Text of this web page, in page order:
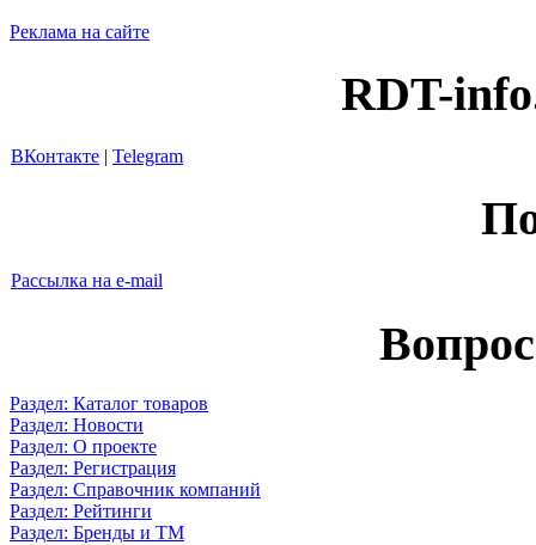
Реклама на сайте
RDT-
ВКонтакте | Telegram
Рассылка на e-mail
Раздел: Каталог товаров
Раздел: Новости
Раздел: О проекте
Раздел: Регистрация
Раздел: Справочник компаний
Раздел: Рейтинги
Раздел: Бренды и ТМ